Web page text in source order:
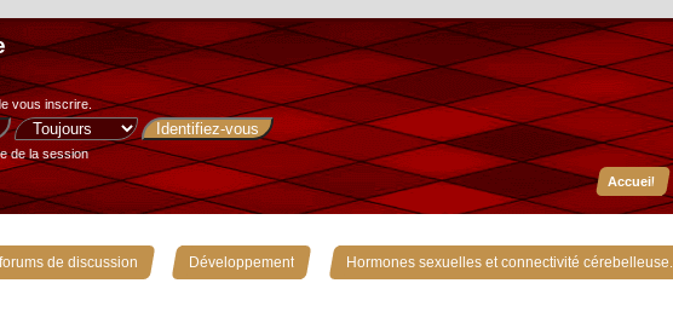
vous inscrire.
de la session
Accueil
de discussion » Développement » Hormones sexuelles et connectivité cérebelleuse.